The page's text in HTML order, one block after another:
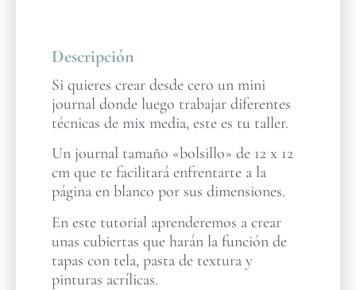
Descripción
Si quieres crear desde cero un mini
journal donde luego trabajar diferentes
técnicas de mix media, este es tu taller.
Un journal tamaño «bolsillo» de 12 x 12
cm que te facilitará enfrentarte a la
página en blanco por sus dimensiones.
En este tutorial aprenderemos a crear
unas cubiertas que harán la función de
tapas con tela, pasta de textura y
pinturas acrílicas.